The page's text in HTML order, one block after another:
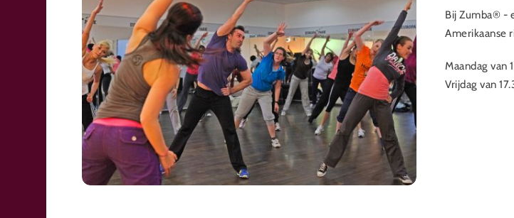
Bij Zumba® -
Amerikaanse
Maandag van
Vrijdag van